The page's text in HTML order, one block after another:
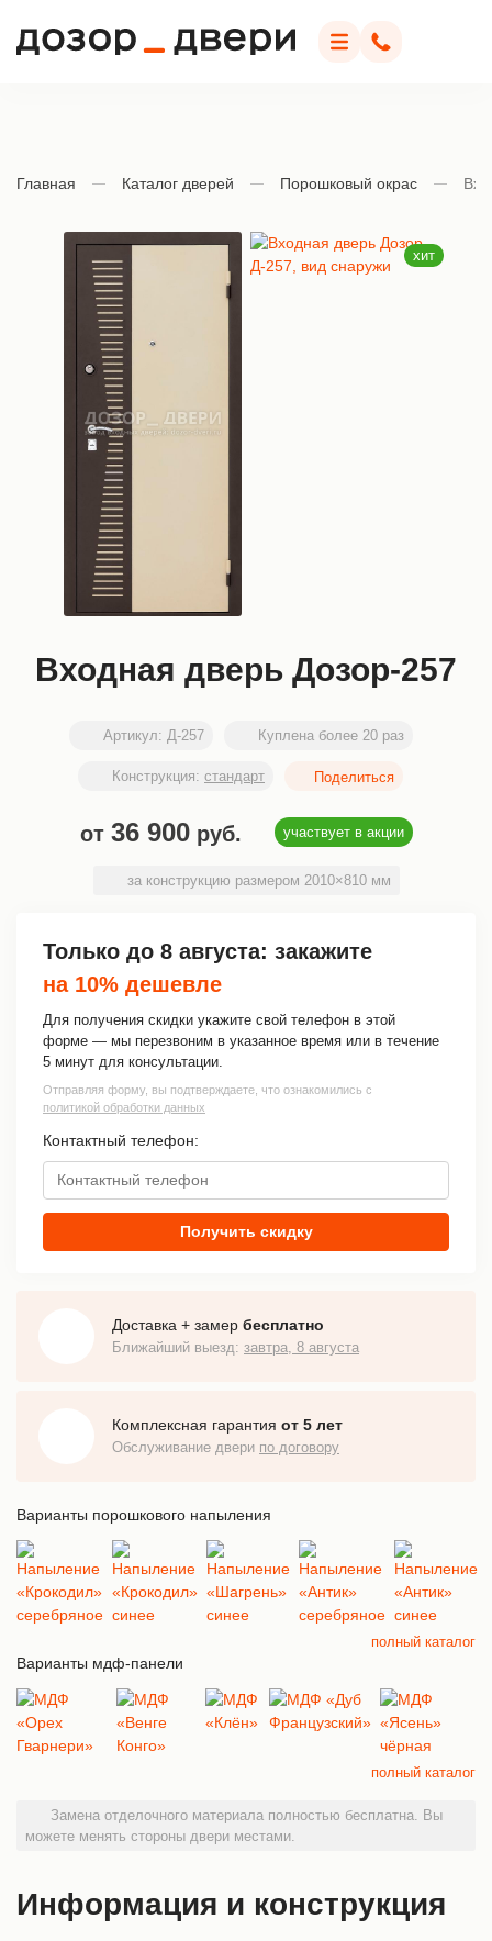
Дозор Двери
МенюПозвонить
Главная Каталог дверей Порошковый окрас
Входная дверь Дозор-257
Артикул: Д-257 Куплена более 20 раз
Конструкция: стандарт
от 36 900руб. участвует в акции
за конструкцию размером 2010×810 мм
Только до 8 августа: закажите
на 10% дешевле
Для получения скидки укажите свой телефон в этой
форме — мы перезвоним в указанное время или в течение
5 минут для консультации.
Отправляя форму, вы подтверждаете, что ознакомились с
политикой обработки данных
Контактный телефон:
Получить скидку
Доставка + замер бесплатно
Ближайший выезд: завтра, 8 августа
Комплексная гарантия от 5 лет
Обслуживание двери по договору
Варианты порошкового напыления
полный каталог
Варианты мдф-панели
полный каталог
Замена отделочного материала полностью бесплатна. Вы
можете менять стороны двери местами.
Информация и конструкция